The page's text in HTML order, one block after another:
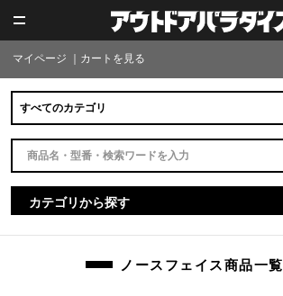
マイページ カートを見る
カテゴリから探す
ノースフェイス商品一覧